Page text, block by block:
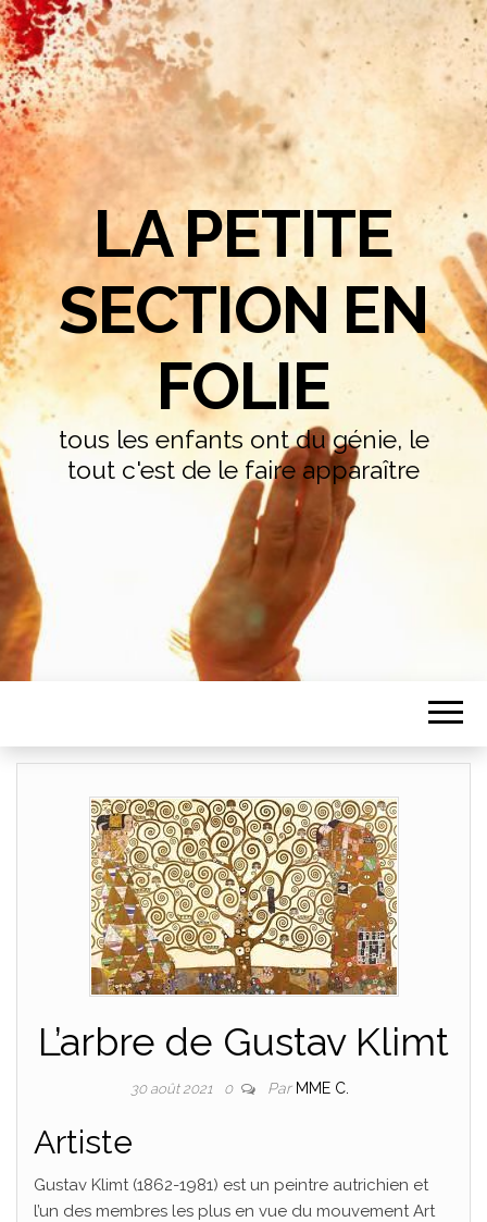
LA PETITE
SECTION EN
FOLIE
tous les enfants ont du génie, le
tout c'est de le faire apparaître
L’arbre de Gustav Klimt
30 août 2021 0 Par MME C.
Artiste
Gustav Klimt (1862-1981) est un peintre autrichien et
l’un des membres les plus en vue du mouvement Art